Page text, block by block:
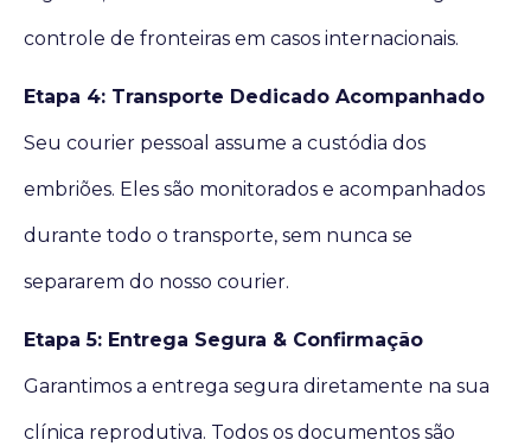
controle de fronteiras em casos internacionais.
Etapa 4: Transporte Dedicado Acompanhado
Seu courier pessoal assume a custódia dos
embriões. Eles são monitorados e acompanhados
durante todo o transporte, sem nunca se
separarem do nosso courier.
Etapa 5: Entrega Segura & Confirmação
Garantimos a entrega segura diretamente na sua
clínica reprodutiva. Todos os documentos são